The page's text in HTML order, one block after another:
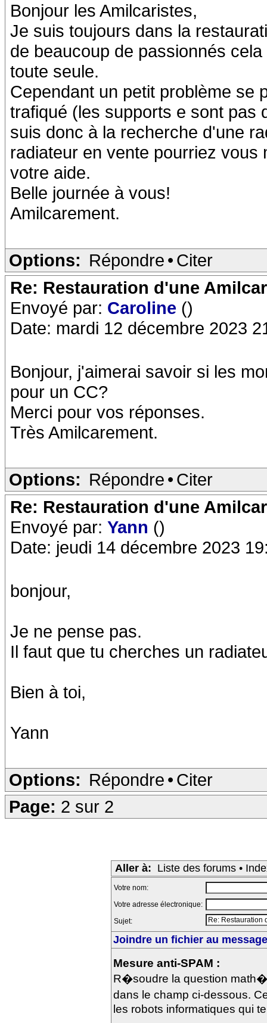
Bonjour les Amilcaristes,
Je suis toujours dans la
de beaucoup de passionnés
toute seule.
Cependant un petit problème se
trafiqué (les supports e sont pas
suis donc à la recherche d'une
radiateur en vente pourriez
votre aide.
Belle journée à vous!
Amilcarement.
Options: Répondre • Citer
Re: Restauration d'une
Envoyé par: Caroline ()
Date: mardi 12 décembre 2023
Bonjour, j'aimerai savoir si les
pour un CC?
Merci pour vos réponses.
Très Amilcarement.
Options: Répondre • Citer
Re: Restauration d'une
Envoyé par: Yann ()
Date: jeudi 14 décembre 2023
bonjour,
Je ne pense pas.
Il faut que tu cherches un
Bien à toi,
Yann
Options: Répondre • Citer
Page: 2 sur 2
Aller à: Liste des forums •
Votre nom:
Votre adresse électronique:
Sujet:
Joindre un fichier au
Mesure anti-SPAM :
R�soudre la question
dans le champ ci-dessous.
les robots informatiques qui